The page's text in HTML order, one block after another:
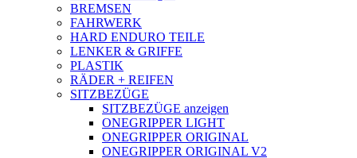
BREMSEN
FAHRWERK
HARD ENDURO TEILE
LENKER & GRIFFE
PLASTIK
RÄDER + REIFEN
SITZBEZÜGE
SITZBEZÜGE anzeigen
ONEGRIPPER LIGHT
ONEGRIPPER ORIGINAL
ONEGRIPPER ORIGINAL V2